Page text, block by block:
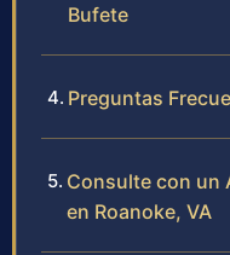
Bufete
Preguntas
Consulte con un
en Roanoke, VA